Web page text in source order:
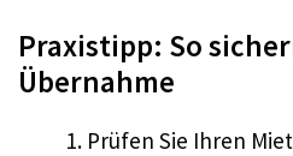
Praxistipp: So
Übernahme
Prüfen Sie Ihren